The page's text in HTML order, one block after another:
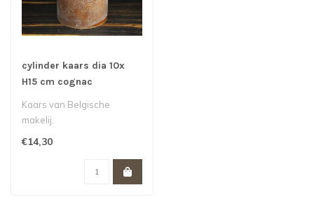
cylinder kaars dia 10x
H15 cm cognac
Kaars van Belgische
makelij.
€14,30